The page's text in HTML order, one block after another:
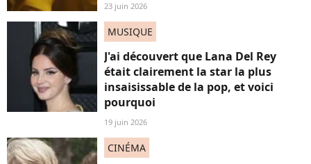
23 juin 2026
MUSIQUE
J'ai découvert que Lana Del Rey
était clairement la star la plus
insaisissable de la pop, et voici
pourquoi
19 juin 2026
CINÉMA